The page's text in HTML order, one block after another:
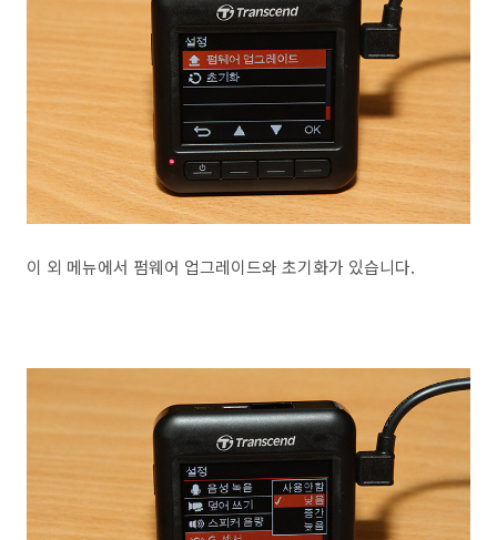
이 외 메뉴에서 펌웨어 업그레이드와 초기화가 있습니다.